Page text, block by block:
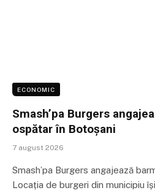
ECONOMIC
Smash’pa Burgers
ospătar în Botoșani
7 august 2026
Smash’pa Burgers angajează
Locația de burgeri din municipiu